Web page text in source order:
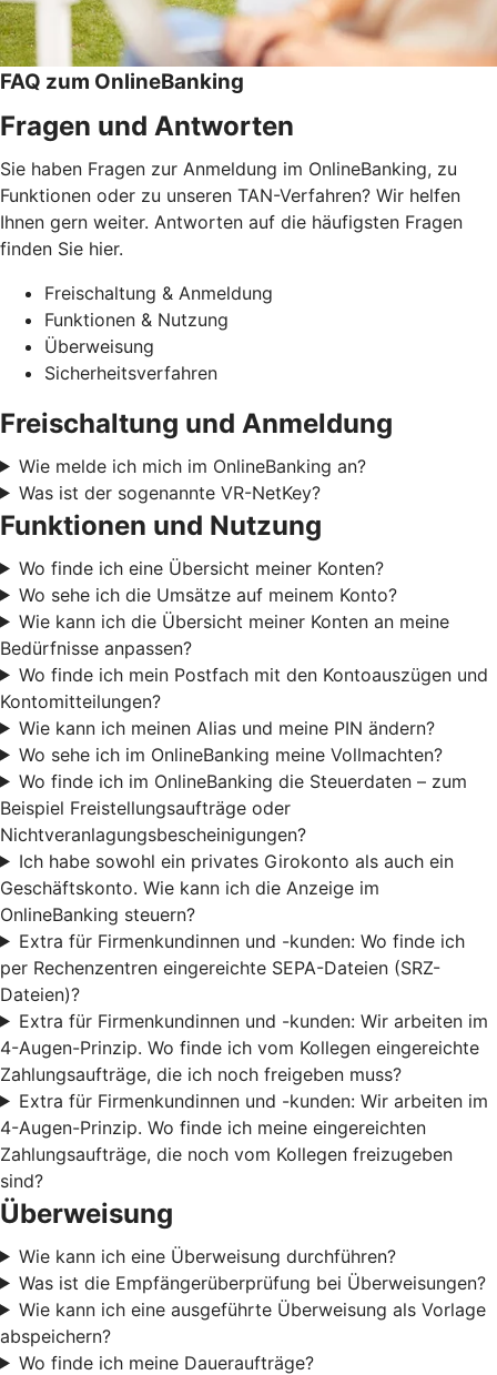
FAQ zum OnlineBanking
Fragen und Antworten
Sie haben Fragen zur Anmeldung im OnlineBanking, zu
Funktionen oder zu unseren TAN-Verfahren? Wir helfen
Ihnen gern weiter. Antworten auf die häufigsten Fragen
finden Sie hier.
Freischaltung & Anmeldung
Funktionen & Nutzung
Überweisung
Sicherheitsverfahren
Freischaltung und Anmeldung
Wie melde ich mich im OnlineBanking an?
Was ist der sogenannte VR-NetKey?
Funktionen und Nutzung
Wo finde ich eine Übersicht meiner Konten?
Wo sehe ich die Umsätze auf meinem Konto?
Wie kann ich die Übersicht meiner Konten an meine
Bedürfnisse anpassen?
Wo finde ich mein Postfach mit den Kontoauszügen und
Kontomitteilungen?
Wie kann ich meinen Alias und meine PIN ändern?
Wo sehe ich im OnlineBanking meine Vollmachten?
Wo finde ich im OnlineBanking die Steuerdaten – zum
Beispiel Freistellungsaufträge oder
Nichtveranlagungsbescheinigungen?
Ich habe sowohl ein privates Girokonto als auch ein
Geschäftskonto. Wie kann ich die Anzeige im
OnlineBanking steuern?
Extra für Firmenkundinnen und -kunden: Wo finde ich
per Rechenzentren eingereichte SEPA-Dateien (SRZ-
Dateien)?
Extra für Firmenkundinnen und -kunden: Wir arbeiten im
4-Augen-Prinzip. Wo finde ich vom Kollegen eingereichte
Zahlungsaufträge, die ich noch freigeben muss?
Extra für Firmenkundinnen und -kunden: Wir arbeiten im
4-Augen-Prinzip. Wo finde ich meine eingereichten
Zahlungsaufträge, die noch vom Kollegen freizugeben
sind?
Überweisung
Wie kann ich eine Überweisung durchführen?
Was ist die Empfängerüberprüfung bei Überweisungen?
Wie kann ich eine ausgeführte Überweisung als Vorlage
abspeichern?
Wo finde ich meine Daueraufträge?